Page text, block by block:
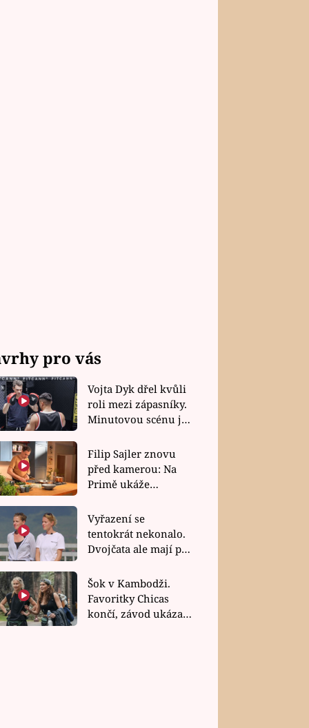
pro vás
Vojta Dyk dřel kvůli
roli mezi zápasníky.
Minutovou scénu jel
Filip Sajler znovu
před kamerou: Na
Primě ukáže
rychlé recepty
Vyřazení se
tentokrát nekonalo.
Dvojčata ale mají po
závodu nůž na krku
Šok v Kambodži.
Favoritky Chicas
končí, závod ukázal